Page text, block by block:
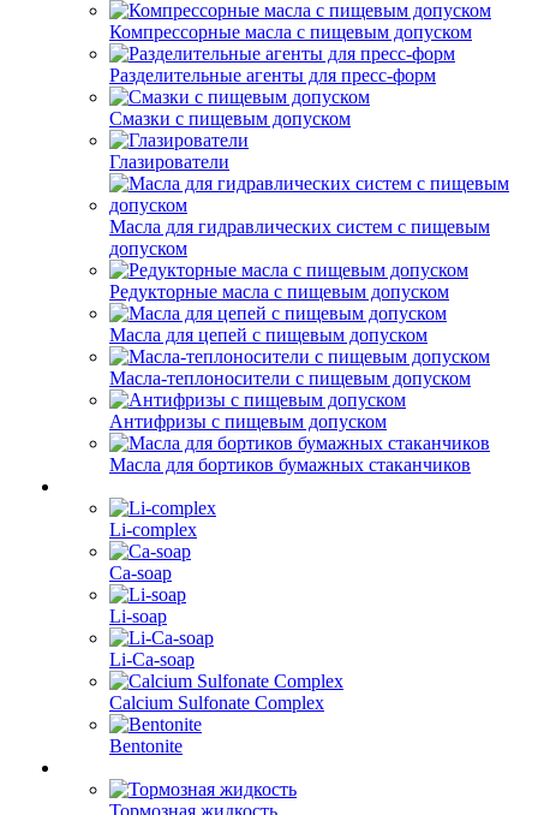
Компрессорные масла с пищевым допуском
Разделительные агенты для пресс-форм
Смазки с пищевым допуском
Глазирователи
Масла для гидравлических систем с пищевым
допуском
Редукторные масла с пищевым допуском
Масла для цепей с пищевым допуском
Масла-теплоносители с пищевым допуском
Антифризы с пищевым допуском
Масла для бортиков бумажных стаканчиков
Li-complex
Ca-soap
Li-soap
Li-Ca-soap
Calcium Sulfonate Complex
Bentonite
Тормозная жидкость